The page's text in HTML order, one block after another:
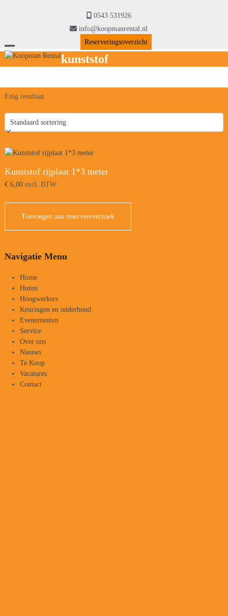
0543 531926
info@koopmanrental.nl
Reserveringsoverzicht
Open
menu
Close
menu
kunststof
Enig resultaat
Kunststof rijplaat 1*3 meter
€6,00excl. BTW
Toevoegen aan reserveerverzoek
Navigatie Menu
Home
Huren
Hoogwerkers
Keuringen en onderhoud
Evenementen
Service
Over ons
Nieuws
Te Koop
Vacatures
Contact